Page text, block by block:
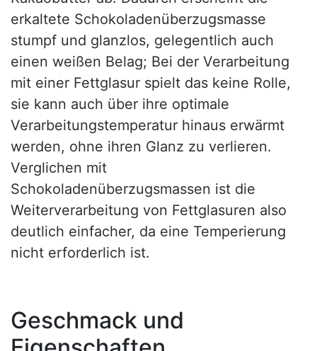
erkaltete Schokoladenüberzugsmasse
stumpf und glanzlos, gelegentlich auch
einen weißen Belag; Bei der Verarbeitung
mit einer Fettglasur spielt das keine Rolle,
sie kann auch über ihre optimale
Verarbeitungstemperatur hinaus erwärmt
werden, ohne ihren Glanz zu verlieren.
Verglichen mit
Schokoladenüberzugsmassen ist die
Weiterverarbeitung von Fettglasuren also
deutlich einfacher, da eine Temperierung
nicht erforderlich ist.
Geschmack und